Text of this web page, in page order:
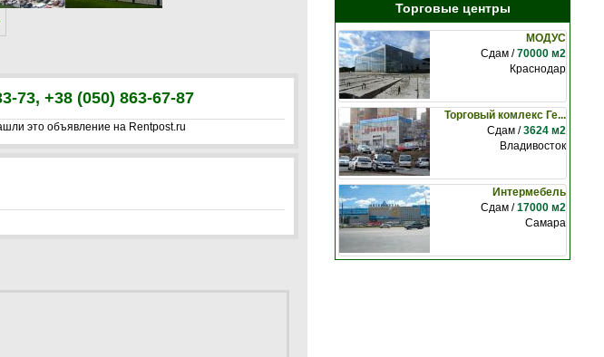
73, +38 (050) 863-67-87
это объявление на Rentpost.ru
Торговые центры
МОДУС
Сдам /70000 м2
Краснодар
Торговый комлекс Ге...
Сдам /3624 м2
Владивосток
Интермебель
Сдам /17000 м2
Самара